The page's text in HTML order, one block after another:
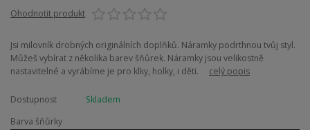
Ohodnotit produkt
Jsi milovník drobných originálních doplňků. Náramky podrthnou tvůj styl.
Můžeš vybírat z několika barev šňůrek. Náramky jsou velikostně
nastavitelné a vyrábíme je pro klky, holky, i děti. celý popis
Dostupnost
Skladem
Barva šňůrky